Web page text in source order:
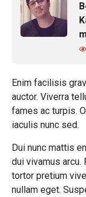
Enim facilisis
auctor. Viverra
fames ac turpis.
iaculis nunc sed.
Dui nunc mattis
dui vivamus
tortor pretium
nullam eget.